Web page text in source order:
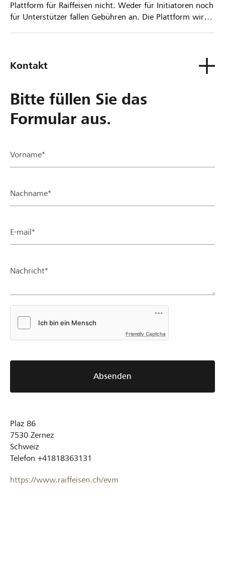
Plattform für Raiffeisen nicht. Weder für Initiatoren noch
für Unterstützer fallen Gebühren an. Die Plattform wird
Kontakt
Bitte füllen Sie das
Formular aus.
Vorname*
Nachname*
E-mail*
Nachricht*
Friendly Captcha
Absenden
Plaz 86
7530 Zernez
Schweiz
Telefon +41818363131
https://www.raiffeisen.ch/evm